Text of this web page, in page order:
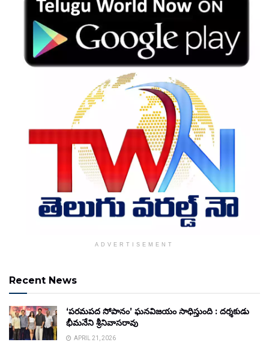
ADVERTISEMENT
Recent News
‘పరమపద సోపానం’ ఘనవిజయం సాధిస్తుంది : దర్శకుడు
భీమనేని శ్రీనివాసరావు
APRIL 21, 2026